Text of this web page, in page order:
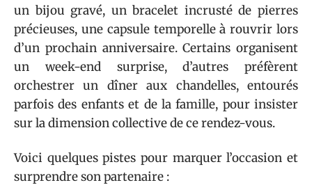
un bijou gravé, un bracelet incrusté de pierres
précieuses, une capsule temporelle à rouvrir lors
d’un prochain anniversaire. Certains organisent
un week-end surprise, d’autres préfèrent
orchestrer un dîner aux chandelles, entourés
parfois des enfants et de la famille, pour insister
sur la dimension collective de ce rendez-vous.
Voici quelques pistes pour marquer l’occasion et
surprendre son partenaire :